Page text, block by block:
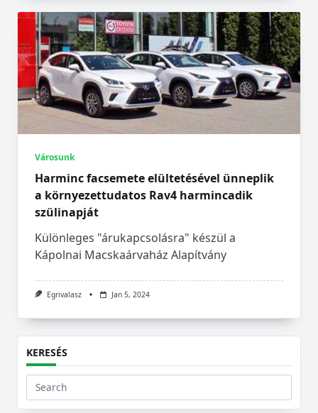
Városunk
Harminc facsemete elültetésével ünneplik
a környezettudatos Rav4 harmincadik
szülinapját
Különleges "árukapcsolásra" készül a
Kápolnai Macskaárvaház Alapítvány
Egrivalasz Jan 5, 2024
KERESÉS
Search
for: